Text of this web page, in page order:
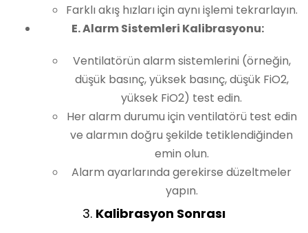
Farklı akış hızları için aynı işlemi tekrarlayın.
E. Alarm Sistemleri Kalibrasyonu:
Ventilatörün alarm sistemlerini (örneğin,
düşük basınç, yüksek basınç, düşük FiO2,
yüksek FiO2) test edin.
Her alarm durumu için ventilatörü test edin
ve alarmın doğru şekilde tetiklendiğinden
emin olun.
Alarm ayarlarında gerekirse düzeltmeler
yapın.
3. Kalibrasyon Sonrası